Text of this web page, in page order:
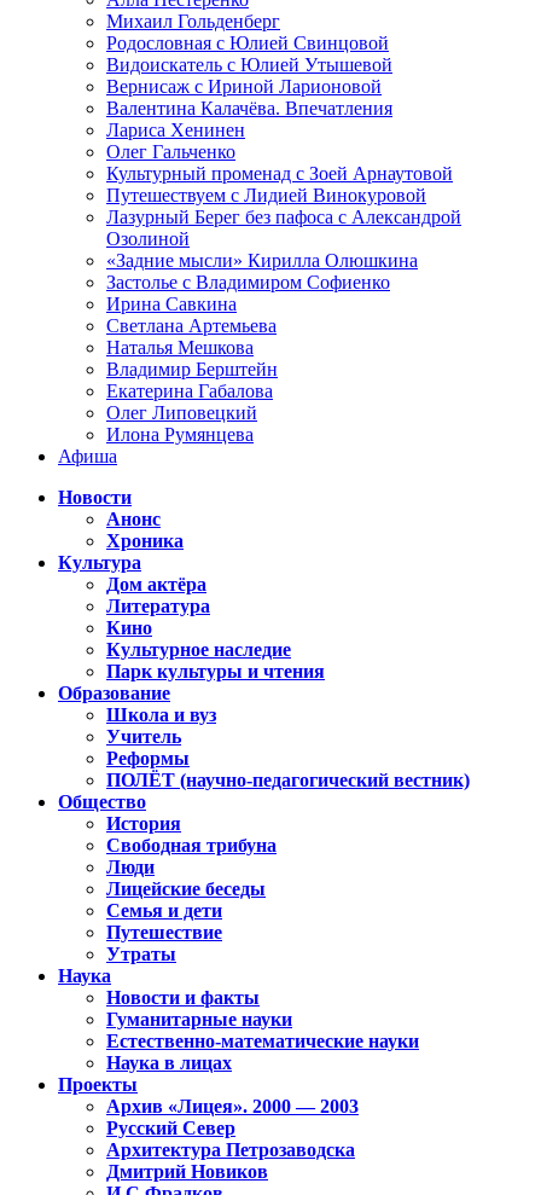
Михаил Гольденберг
Родословная с Юлией Свинцовой
Видоискатель с Юлией Утышевой
Вернисаж с Ириной Ларионовой
Валентина Калачёва. Впечатления
Лариса Хенинен
Олег Гальченко
Культурный променад с Зоей Арнаутовой
Путешествуем с Лидией Винокуровой
Лазурный Берег без пафоса с Александрой
Озолиной
«Задние мысли» Кирилла Олюшкина
Застолье с Владимиром Софиенко
Ирина Савкина
Светлана Артемьева
Наталья Мешкова
Владимир Берштейн
Екатерина Габалова
Олег Липовецкий
Илона Румянцева
Афиша
Новости
Анонс
Хроника
Культура
Дом актёра
Литература
Кино
Культурное наследие
Парк культуры и чтения
Образование
Школа и вуз
Учитель
Реформы
ПОЛЁТ (научно-педагогический вестник)
Общество
История
Свободная трибуна
Люди
Лицейские беседы
Семья и дети
Путешествие
Утраты
Наука
Новости и факты
Гуманитарные науки
Естественно-математические науки
Наука в лицах
Проекты
Архив «Лицея». 2000 — 2003
Русский Север
Архитектура Петрозаводска
Дмитрий Новиков